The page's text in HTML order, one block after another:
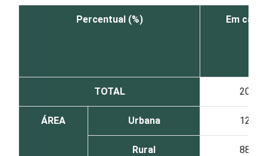
Percentual (%) Em casa
TOTAL 20
ÁREA Urbana 12
Rural 88